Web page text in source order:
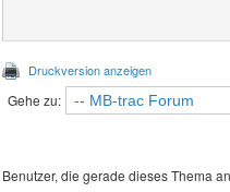
Druckversion anzeigen
Gehe zu:
Benutzer, die gerade dieses Thema